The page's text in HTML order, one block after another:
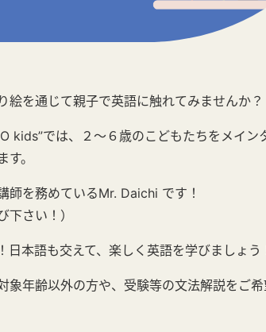
絵を通じて親子で英語に触れてみませんか？
kids”では、２〜６歳のこどもたちをメイン
。
師を務めているMr. Daichi です！
下さい！）
本語も交えて、楽しく英語を学びましょう
象年齢以外の方や、受験等の文法解説をご